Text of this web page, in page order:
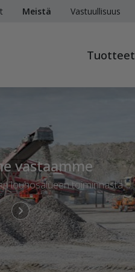
Meistä Vastuullisuus
Tuotteet
vastaamme
louhosalueen toiminnasta